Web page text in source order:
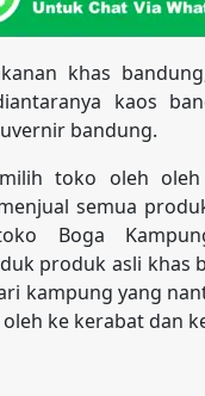
khas
kaos
bandung.
toko oleh
semua
Boga
produk asli khas
kampung yang
ke kerabat dan